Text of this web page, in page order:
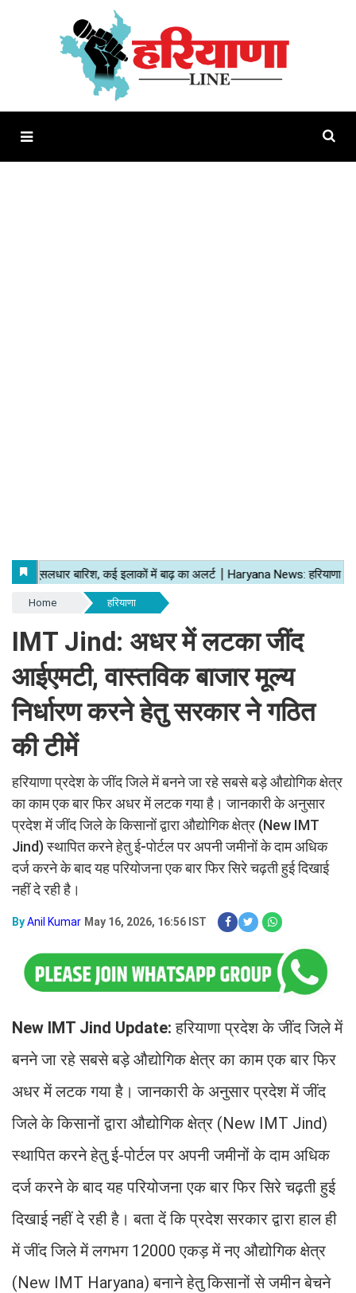
Home हरियाणा
IMT Jind: अधर में लटका जींद
आईएमटी, वास्तविक बाजार मूल्य
निर्धारण करने हेतु सरकार ने गठित
की टीमें
हरियाणा प्रदेश के जींद जिले में बनने जा रहे सबसे बड़े औद्योगिक क्षेत्र
का काम एक बार फिर अधर में लटक गया है। जानकारी के अनुसार
प्रदेश में जींद जिले के किसानों द्वारा औद्योगिक क्षेत्र (New IMT
Jind) स्थापित करने हेतु ई-पोर्टल पर अपनी जमीनों के दाम अधिक
दर्ज करने के बाद यह परियोजना एक बार फिर सिरे चढ़ती हुई दिखाई
नहीं दे रही है।
ByAnil Kumar May 16, 2026, 16:56 IST
New IMT Jind Update: हरियाणा प्रदेश के जींद जिले में
बनने जा रहे सबसे बड़े औद्योगिक क्षेत्र का काम एक बार फिर
अधर में लटक गया है। जानकारी के अनुसार प्रदेश में जींद
जिले के किसानों द्वारा औद्योगिक क्षेत्र (New IMT Jind)
स्थापित करने हेतु ई-पोर्टल पर अपनी जमीनों के दाम अधिक
दर्ज करने के बाद यह परियोजना एक बार फिर सिरे चढ़ती हुई
दिखाई नहीं दे रही है। बता दें कि प्रदेश सरकार द्वारा हाल ही
में जींद जिले में लगभग 12000 एकड़ में नए औद्योगिक क्षेत्र
(New IMT Haryana) बनाने हेतु किसानों से जमीन बेचने